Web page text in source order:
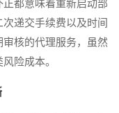
都意味着重新启动部
递交手续费以及时间
核的代理服务，虽然
险成本。